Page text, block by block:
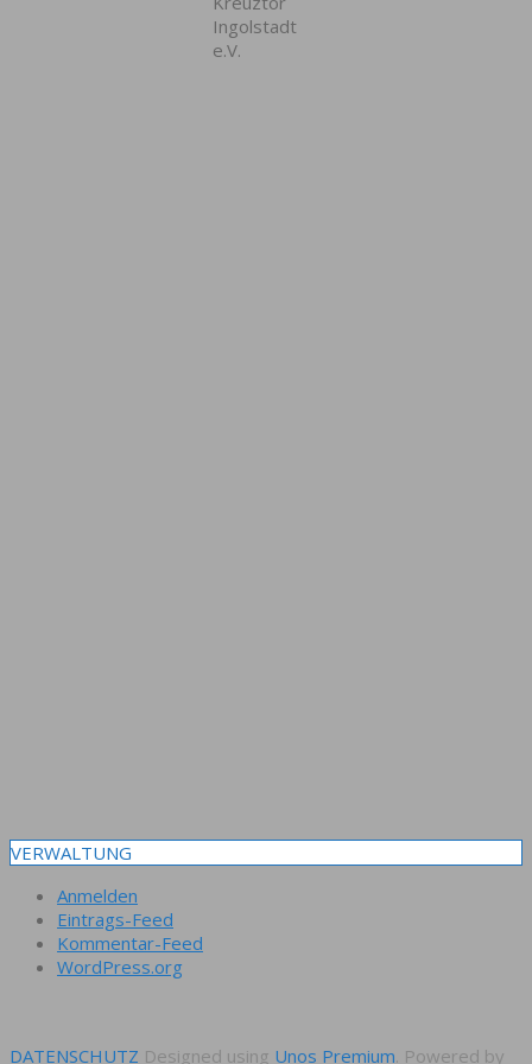
Ingolstadt
e.V.
VERWALTUNG
Anmelden
Eintrags-Feed
Kommentar-Feed
WordPress.org
DATENSCHUTZ Designed using Unos Premium. Powered by